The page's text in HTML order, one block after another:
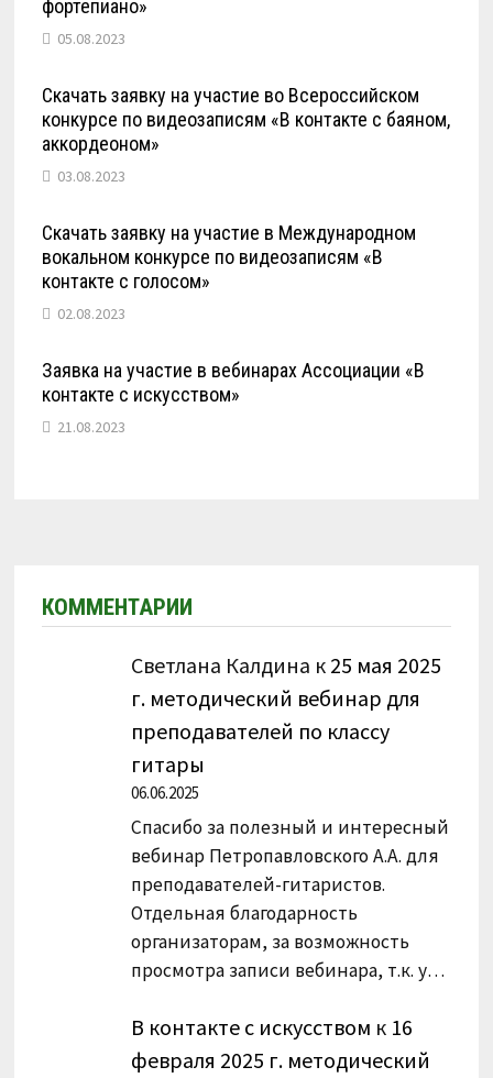
фортепиано»
05.08.2023
Скачать заявку на участие во Всероссийском
конкурсе по видеозаписям «В контакте с баяном,
аккордеоном»
03.08.2023
Скачать заявку на участие в Международном
вокальном конкурсе по видеозаписям «В
контакте с голосом»
02.08.2023
Заявка на участие в вебинарах Ассоциации «В
контакте с искусством»
21.08.2023
КОММЕНТАРИИ
Светлана Калдина к 25 мая 2025
г. методический вебинар для
преподавателей по классу
гитары
06.06.2025
Спасибо за полезный и интересный
вебинар Петропавловского А.А. для
преподавателей-гитаристов.
Отдельная благодарность
организаторам, за возможность
просмотра записи вебинара, т.к. у…
В контакте с искусством к 16
февраля 2025 г. методический